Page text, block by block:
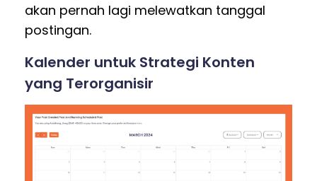
akan pernah lagi melewatkan tanggal
postingan.
Kalender untuk Strategi Konten
yang Terorganisir